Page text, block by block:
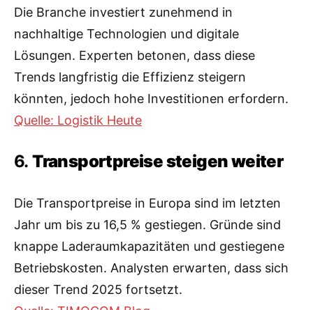
Die Branche investiert zunehmend in
nachhaltige Technologien und digitale
Lösungen. Experten betonen, dass diese
Trends langfristig die Effizienz steigern
könnten, jedoch hohe Investitionen erfordern.
Quelle: Logistik Heute
6.Transportpreise steigen weiter
Die Transportpreise in Europa sind im letzten
Jahr um bis zu 16,5 % gestiegen. Gründe sind
knappe Laderaumkapazitäten und gestiegene
Betriebskosten. Analysten erwarten, dass sich
dieser Trend 2025 fortsetzt.